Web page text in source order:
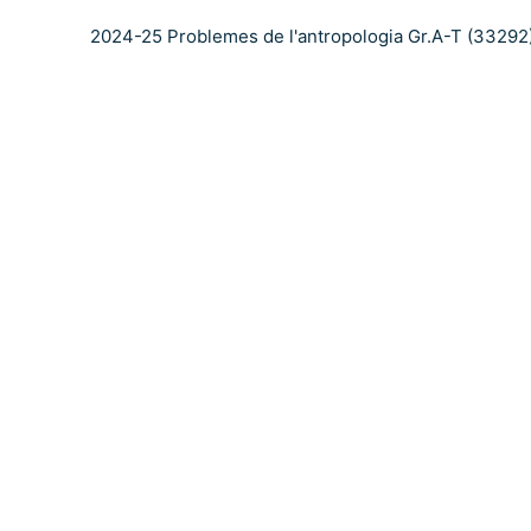
2024-25 Problemes de l'antropologia Gr.A-T